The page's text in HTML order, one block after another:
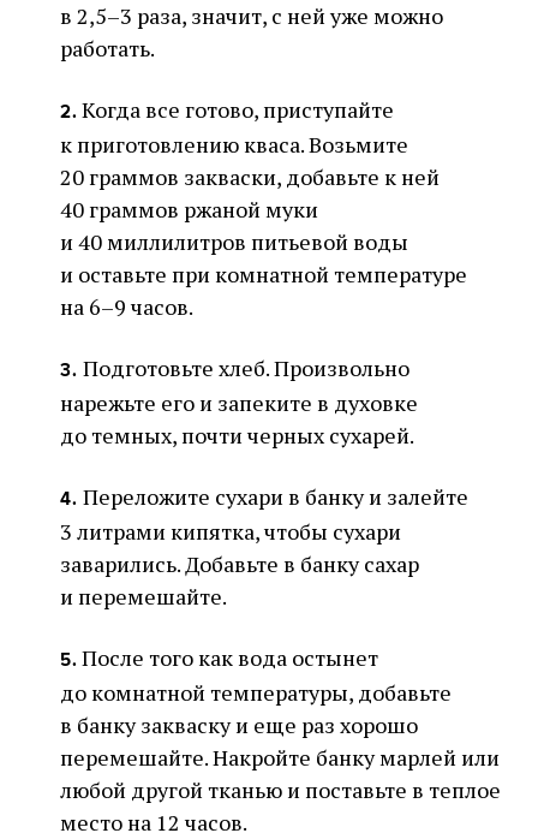
в 2,5–3 раза, значит, с ней уже можно
работать.
2. Когда все готово, приступайте
к приготовлению кваса. Возьмите
20 граммов закваски, добавьте к ней
40 граммов ржаной муки
и 40 миллилитров питьевой воды
и оставьте при комнатной температуре
на 6–9 часов.⠀
3. Подготовьте хлеб. Произвольно
нарежьте его и запеките в духовке
до темных, почти черных сухарей.
4. Переложите сухари в банку и залейте
3 литрами кипятка, чтобы сухари
заварились. Добавьте в банку сахар
и перемешайте.
5. После того как вода остынет
до комнатной температуры, добавьте
в банку закваску и еще раз хорошо
перемешайте. Накройте банку марлей или
любой другой тканью и поставьте в теплое
место на 12 часов.